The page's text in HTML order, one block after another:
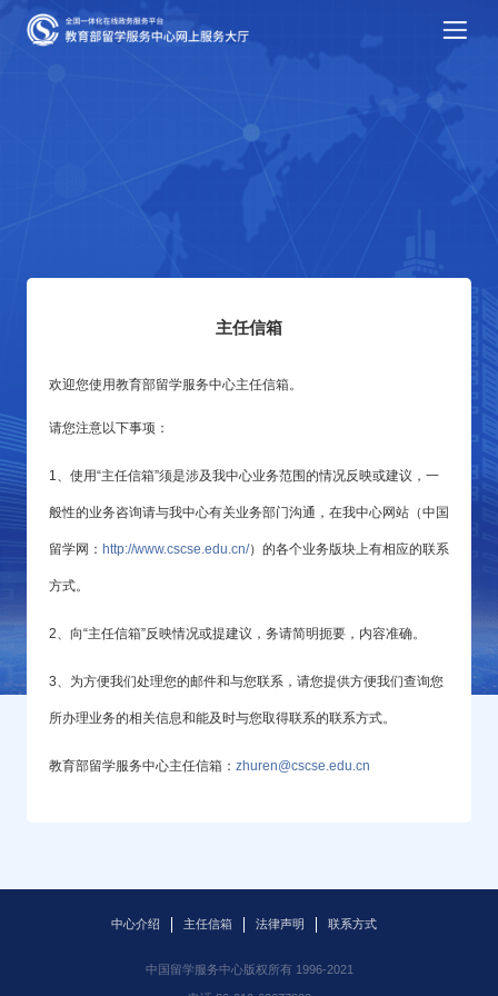
主任信箱
欢迎您使用教育部留学服务中心主任信箱。
请您注意以下事项：
1、使用“主任信箱”须是涉及我中心业务范围的情况反映或建议，一
般性的业务咨询请与我中心有关业务部门沟通，在我中心网站（中国
留学网： http://www.cscse.edu.cn/）的各个业务版块上有相应的联系
方式。
2、向“主任信箱”反映情况或提建议，务请简明扼要，内容准确。
3、为方便我们处理您的邮件和与您联系，请您提供方便我们查询您
所办理业务的相关信息和能及时与您取得联系的联系方式。
教育部留学服务中心主任信箱： zhuren@cscse.edu.cn
中心介绍 主任信箱 法律声明 联系方式
中国留学服务中心版权所有 1996-2021